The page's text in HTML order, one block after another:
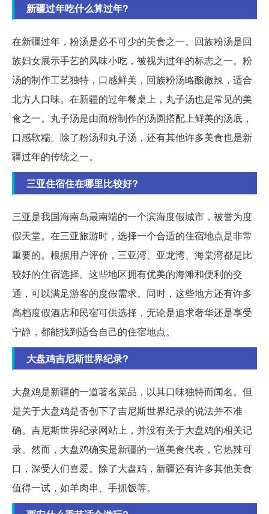
新疆过年吃什么算过年?
在新疆过年，粉汤是必不可少的美食之一。回族粉汤是回
族妇女展示手艺的风味小吃，被视为过年的标志之一。粉
汤的制作工艺独特，口感鲜美，回族粉汤略酸微辣，适合
北方人口味。在新疆的过年餐桌上，丸子汤也是常见的美
食之一。丸子汤是由面粉制作的汤圆搭配上鲜美的汤底，
口感软糯。除了粉汤和丸子汤，还有其他许多美食也是新
疆过年的传统之一。
三亚住宿住在哪里比较好?
三亚是我国海南岛最南端的一个滨海度假城市，被誉为度
假天堂。在三亚旅游时，选择一个合适的住宿地点是非常
重要的。根据用户评价，三亚湾、亚龙湾、海棠湾都是比
较好的住宿选择。这些地区拥有优美的海滩和便利的交
通，可以满足游客的度假需求。同时，这些地方还有许多
高档度假酒店和民宿可供选择，无论是追求奢华还是享受
宁静，都能找到适合自己的住宿地点。
大盘鸡吉尼斯世界纪录?
大盘鸡是新疆的一道著名菜品，以其口味独特而闻名。但
是关于大盘鸡是否创下了吉尼斯世界纪录的说法并不准
确。吉尼斯世界纪录网站上，并没有关于大盘鸡的相关记
录。然而，大盘鸡确实是新疆的一道美食代表，它热辣可
口，深受人们喜爱。除了大盘鸡，新疆还有许多其他美食
值得一试，如羊肉串、手抓饭等。